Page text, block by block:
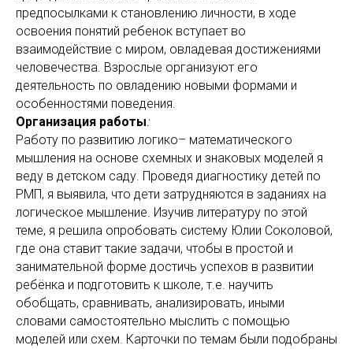
предпосылками к становлению личности, в ходе
освоения понятий ребенок вступает во
взаимодействие с миром, овладевая достижениями
человечества. Взрослые организуют его
деятельность по овладению новыми формами и
особенностями поведения.
Организация работы:
Работу по развитию логико– математического
мышления на основе схемных и знаковых моделей я
веду в детском саду. Проведя диагностику детей по
РМП, я выявила, что дети затрудняются в заданиях на
логическое мышление. Изучив литературу по этой
теме, я решила опробовать систему Юлии Соколовой,
где она ставит такие задачи, чтобы в простой и
занимательной форме достичь успехов в развитии
ребёнка и подготовить к школе, т.е. научить
обобщать, сравнивать, анализировать, иными
словами самостоятельно мыслить с помощью
моделей или схем. Карточки по темам были подобраны